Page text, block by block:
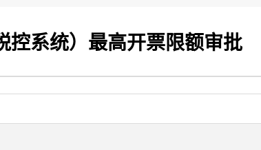
控系统）最高开票限额审批